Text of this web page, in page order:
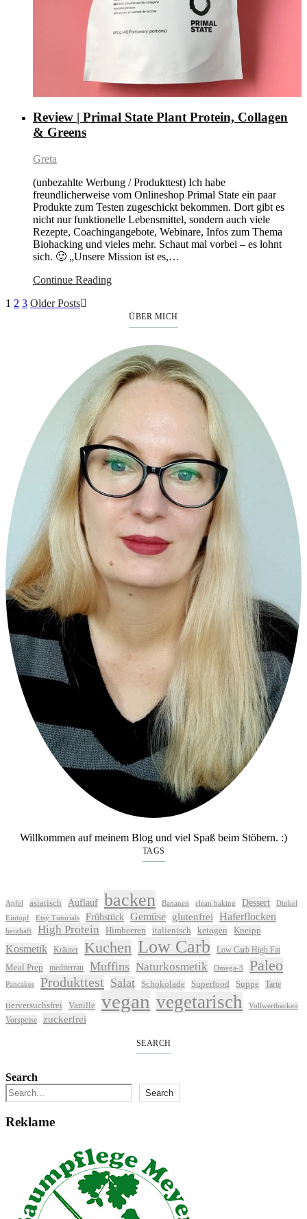
Review | Primal State Plant Protein, Collagen
& Greens
Greta
(unbezahlte Werbung / Produkttest) Ich habe
freundlicherweise vom Onlineshop Primal State ein paar
Produkte zum Testen zugeschickt bekommen. Dort gibt es
nicht nur funktionelle Lebensmittel, sondern auch viele
Rezepte, Coachingangebote, Webinare, Infos zum Thema
Biohacking und vieles mehr. Schaut mal vorbei – es lohnt
sich. 🙂 „Unsere Mission ist es,…
Continue Reading
1 2 3 Older Posts
ÜBER MICH
Willkommen auf meinem Blog und viel Spaß beim Stöbern. :)
TAGS
Apfel asiatisch Auflauf backen Bananen clean baking Dessert
Dinkel
Eintopf
Etsy Tutorials Frühstück Gemüse glutenfrei Haferflocken
herzhaft High Protein Himbeeren italienisch ketogen Kneipp
Kosmetik Kräuter Kuchen Low Carb Low Carb High Fat
Meal Prep mediterran Muffins Naturkosmetik Omega-3 Paleo
Pancakes Produkttest Salat Schokolade Superfood Suppe Tarte
tierversuchsfrei Vanille vegan vegetarisch Vollwertbacken
Vorspeise zuckerfrei
SEARCH
Search
Search
Reklame